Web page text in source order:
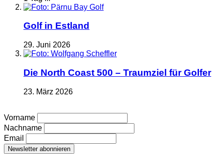
Golf in Estland
29. Juni 2026
Die North Coast 500 – Traumziel für Golfer
23. März 2026
Vorname
Nachname
Email